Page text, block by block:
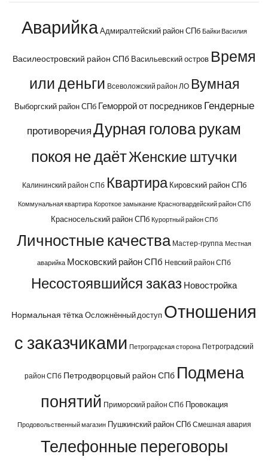
Аварийка Адмиралтейский район СПб Байки Василия
Василеостровский район СПб Васильевский остров Время
или деньги Всеволожский район ЛО Вумная
Выборгский район СПб Геморрой от посредников Гендерные
противоречияДурная голова рукам
покоя не даётЖенские штучки
Калининский район СПб Квартира Кировский район СПб
Коммунальная квартира Короткое замыкание Красногвардейский район СПб
Красносельский район СПб Курортный район СПб
Личностные качества Мастер-группа Местная
аварийка Московский район СПб Невский район СПб
Несостоявшийся заказ Новостройка
Нормальная тётка Осложнённый доступ Отношения
с заказчиками Петроградская сторона Петроградский
район СПб Петродворцовый район СПб Подмена
понятий Приморский район СПб Провокация
Продовольственный магазин Пушкинский район СПб Смешная авария
Телефонные переговоры